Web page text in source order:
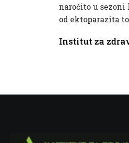
naročito u sezoni
od ektoparazita
Institut za